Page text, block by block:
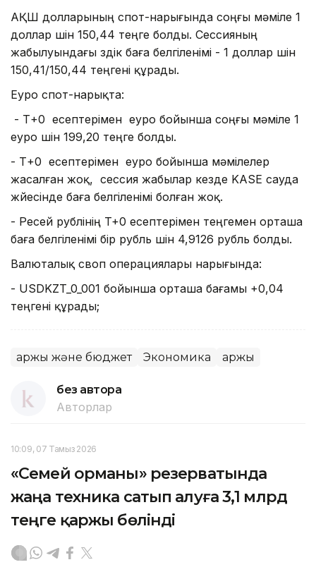
АҚШ долларының спот-нарығында соңғы мәміле 1
доллар үшін 150,44 теңге болды. Сессияның
жабылуындағы үздік баға белгіленімі - 1 доллар үшін
150,41/150,44 теңгені құрады.
Еуро спот-нарықта:
- Т+0 есептерімен еуро бойынша соңғы мәміле 1
еуро үшін 199,20 теңге болды.
- Т+0 есептерімен еуро бойынша мәмілелер
жасалған жоқ, сессия жабылар кезде KASE сауда
жүйесінде баға белгіленімі болған жоқ.
- Ресей рублінің T+0 есептерімен теңгемен орташа
баға белгіленімі бір рубль үшін 4,9126 рубль болды.
Валюталық своп операциялары нарығында:
- USDKZT_0_001 бойынша орташа бағамы +0,04
теңгені құрады;
Қаржы және бюджет Экономика Қаржы
без автора
Авторлар
10:09, 07 Тамыз 2026
«Семей орманы» резерватында
жаңа техника сатып алуға 3,1 млрд
теңге қаржы бөлінді